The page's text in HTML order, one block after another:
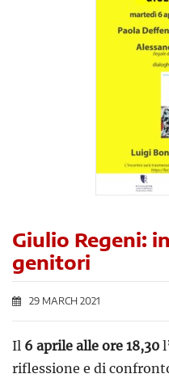
Giulio Regeni:
genitori
29 MARCH 2021
Il 6 aprile alle ore 18,30
riflessione e di